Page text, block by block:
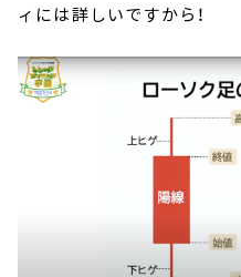
ィには詳しいですから！